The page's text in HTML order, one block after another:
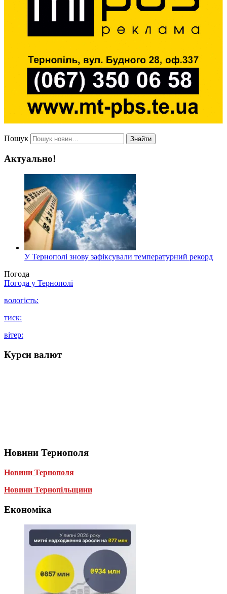
Пошук Знайти
Актуально!
У Тернополі знову зафіксували температурний рекорд
Погода
Погода у Тернополі
вологість:
тиск:
вітер:
Курси валют
Новини Тернополя
Новини Тернополя
Новини Тернопільщини
Економіка